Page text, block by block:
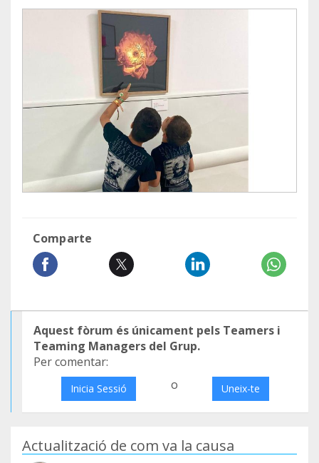
Comparte
Aquest fòrum és únicament pels Teamers i
Teaming Managers del Grup.
Per comentar:
Inicia Sessió o Uneix-te
Actualització de com va la causa